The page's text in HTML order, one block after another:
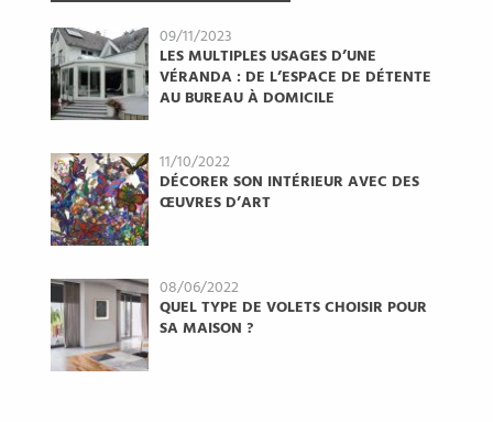
09/11/2023
LES MULTIPLES USAGES D’UNE
VÉRANDA : DE L’ESPACE DE DÉTENTE
AU BUREAU À DOMICILE
11/10/2022
DÉCORER SON INTÉRIEUR AVEC DES
ŒUVRES D’ART
08/06/2022
QUEL TYPE DE VOLETS CHOISIR POUR
SA MAISON ?